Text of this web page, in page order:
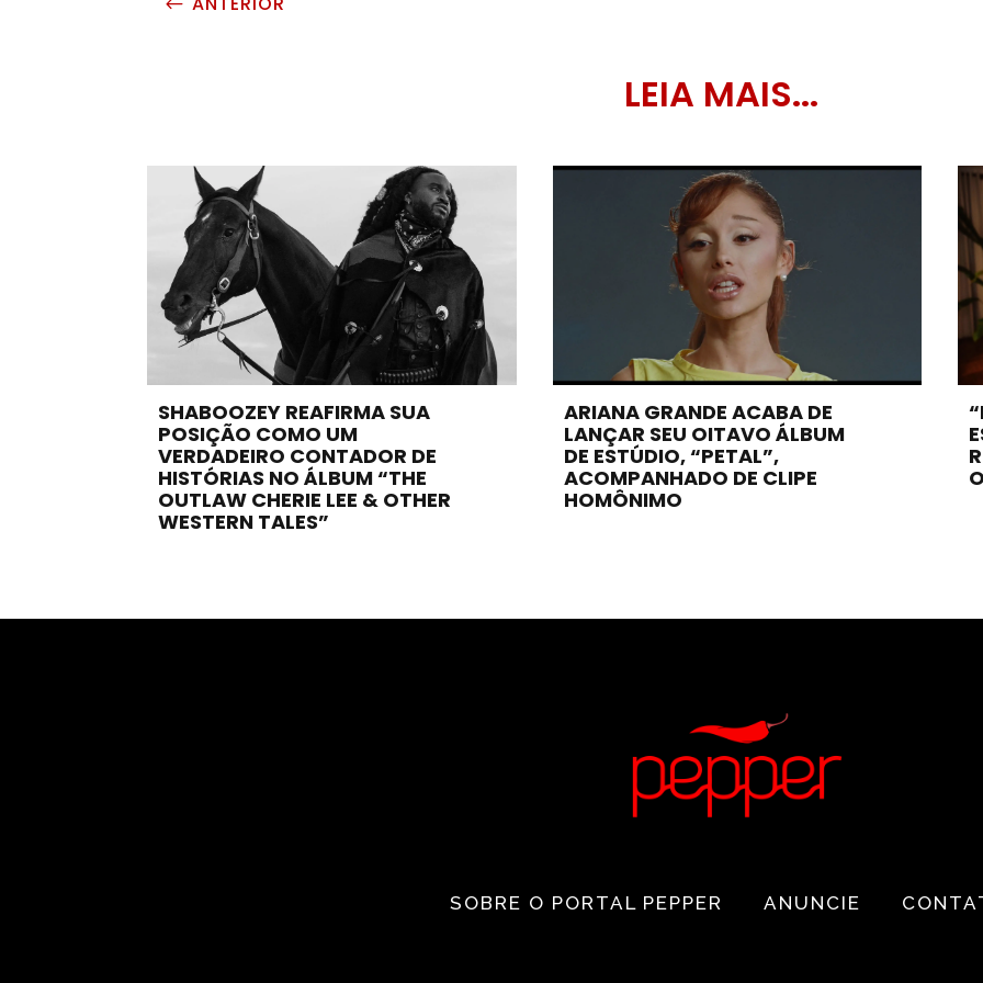
#
LEIA MAIS...
SHABOOZEY REAFIRMA SUA
POSIÇÃO COMO UM
VERDADEIRO CONTADOR DE
HISTÓRIAS NO ÁLBUM “THE
OUTLAW CHERIE LEE & OTHER
WESTERN TALES”
ARIANA GRANDE ACABA DE
LANÇAR SEU OITAVO ÁLBUM
DE ESTÚDIO, “PETAL”,
ACOMPANHADO DE CLIPE
HOMÔNIMO
SOBRE O PORTAL PEPPER ANUNCIE